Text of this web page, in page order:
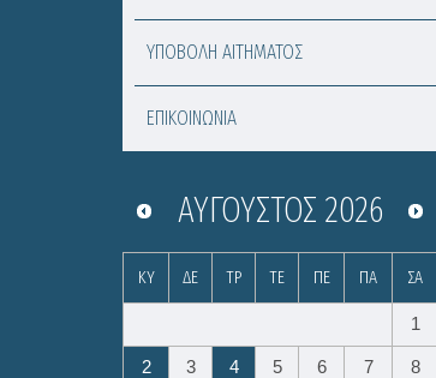
ΥΠΟΒΟΛΗ ΑΙΤΗΜΑΤΟΣ
ΕΠΙΚΟΙΝΩΝΙΑ
ΑΎΓΟΥΣΤΟΣ 2026
ΚΥ ΔΕ ΤΡ ΤΕ ΠΕ ΠΑ ΣΑ
1
2 3 4 5 6 7 8